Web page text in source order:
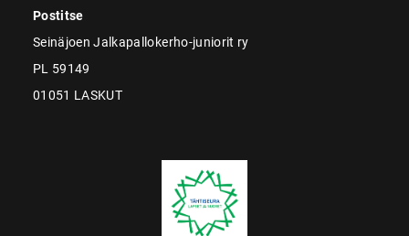
Postitse
Seinäjoen Jalkapallokerho-juniorit ry
PL 59149
01051 LASKUT